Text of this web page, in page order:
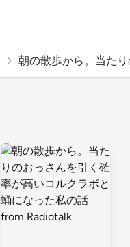
朝の散歩から。当たり